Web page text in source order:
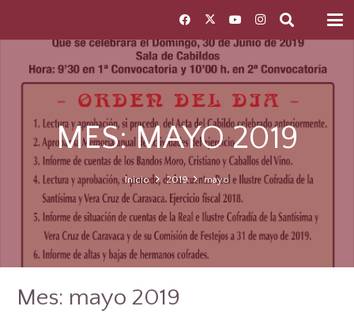
MES:MAYO 2019
Inicio 2019 mayo
Mes: mayo 2019